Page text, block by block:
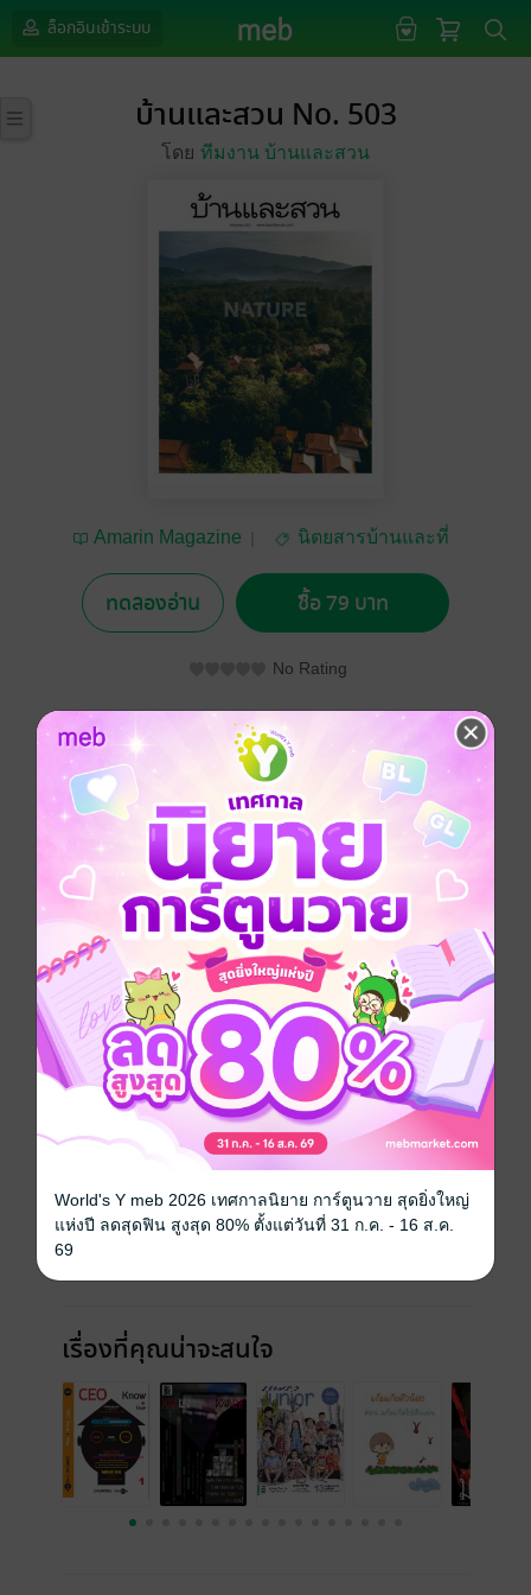
ล็อกอินเข้าระบบ
บ้านและสวน No. 503
โดย ทีมงาน บ้านและสวน
Amarin Magazine
นิตยสารบ้านและที่
ทดลองอ่าน ซื้อ 79 บาท
No Rating
อยากได้ ซื้อเป็นของขวัญ แชร์
ประเภทไฟล์ pdf
วันที่วางขาย 09 กรกฎาคม 2561
ความยาว 168 หน้า
ราคาปก 100 บาท (ประหยัด 21%)
ฉบับย้อนหลัง ดูทั้งหมด
เรื่องที่คุณน่าจะสนใจ
World's Y meb 2026 เทศกาลนิยาย การ์ตูนวาย สุดยิ่งใหญ่
แห่งปี ลดสุดฟิน สูงสุด 80% ตั้งแต่วันที่ 31 ก.ค. - 16 ส.ค.
69